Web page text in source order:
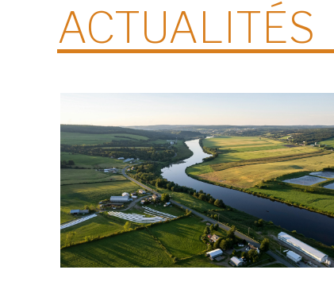
ACTUALITÉS